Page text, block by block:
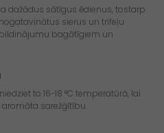
dažādus sātīgus ēdienus, tostarp
sierus un trifeļu
bagātīgiem un
to 16-18 °C temperatūrā, lai
sarežģītību.